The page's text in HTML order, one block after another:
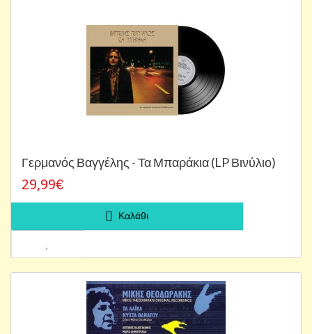
Γερμανός Βαγγέλης - Τα Μπαράκια (LP Βινύλιο)
29,99€
Καλάθι